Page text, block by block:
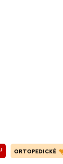
ORTOPEDICKÉ